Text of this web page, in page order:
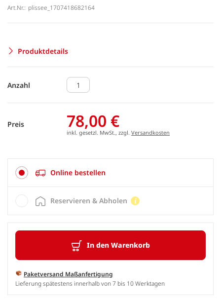
Art.Nr.: plissee_1707418682164
Produktdetails
Anzahl
Preis 78,00 €
inkl. gesetzl. MwSt., zzgl. Versandkosten
Online bestellen
In den Warenkorb
Paketversand Maßanfertigung
Lieferung spätestens innerhalb von 7 bis 10 Werktagen
Reservieren & Abholen